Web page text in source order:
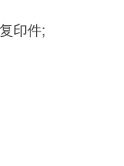
印件;